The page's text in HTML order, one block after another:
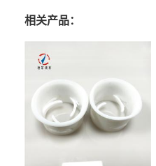
相关产品：